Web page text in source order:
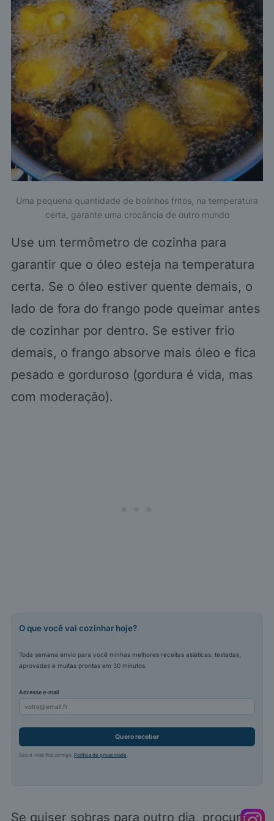
Uma pequena quantidade de bolinhos fritos, na temperatura
certa, garante uma crocância de outro mundo
Use um termômetro de cozinha para
garantir que o óleo esteja na temperatura
certa. Se o óleo estiver quente demais, o
lado de fora do frango pode queimar antes
de cozinhar por dentro. Se estiver frio
demais, o frango absorve mais óleo e fica
pesado e gorduroso (gordura é vida, mas
com moderação).
O que você vai cozinhar hoje?
Toda semana envio para você minhas melhores receitas asiáticas: testadas,
aprovadas e muitas prontas em 30 minutos.
Adresse e-mail
Quero receber
Seu e-mail fica comigo.Política de privacidade .
Se quiser sobras para outro dia, procure